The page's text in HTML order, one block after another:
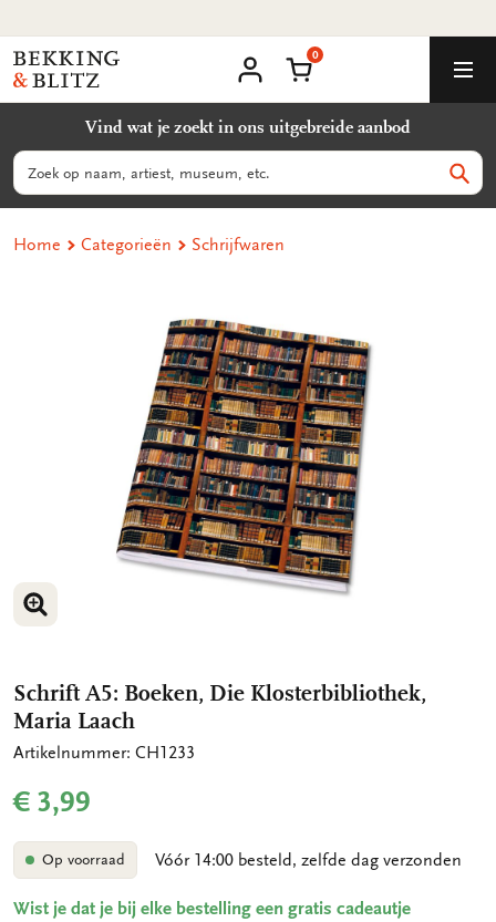
naar
content
Bekking
&
B.V.
account
Winkelmand
0
Vind wat je zoekt in ons uitgebreide aanbod
Zoeken
Home Categorieën Schrijfwaren
VERGROOT AFBEELDING
Schrift A5: Boeken, Die Klosterbibliothek,
Maria Laach
Artikelnummer: CH1233
€ 3,99
Op voorraad Vóór 14:00 besteld, zelfde dag verzonden
Wist je dat je bij elke bestelling een gratis cadeautje